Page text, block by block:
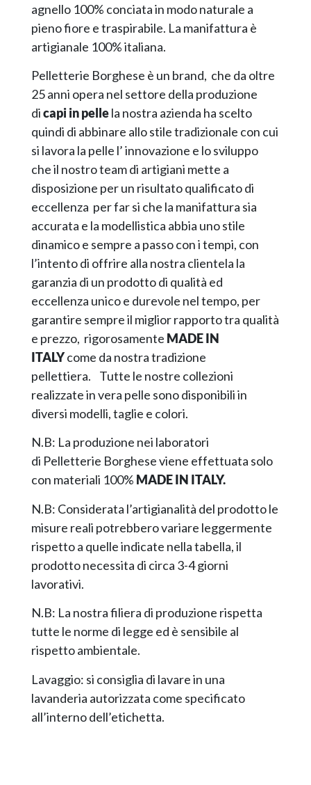
agnello 100% conciata in modo naturale a
pieno fiore e traspirabile. La manifattura è
artigianale 100% italiana.
Pelletterie Borghese è un brand, che da oltre
25 anni opera nel settore della produzione
dicapi in pellela nostra azienda ha scelto
quindi di abbinare allo stile tradizionale con cui
si lavora la pelle l’ innovazione e lo sviluppo
che il nostro team di artigiani mette a
disposizione per un risultato qualificato di
eccellenza per far si che la manifattura sia
accurata e la modellistica abbia uno stile
dinamico e sempre a passo con i tempi, con
l’intento di offrire alla nostra clientela la
garanzia di un prodotto di qualità ed
eccellenza unico e durevole nel tempo, per
garantire sempre il miglior rapporto tra qualità
e prezzo, rigorosamente MADE IN
ITALYcome da nostra tradizione
pellettiera. Tutte le nostre collezioni
realizzate in vera pelle sono disponibili in
diversi modelli, taglie e colori.
N.B: La produzione nei laboratori
di Pelletterie Borghese viene effettuata solo
con materiali 100% MADE IN ITALY.
N.B: Considerata l’artigianalità del prodotto le
misure reali potrebbero variare leggermente
rispetto a quelle indicate nella tabella, il
prodotto necessita di circa 3-4 giorni
lavorativi.
N.B: La nostra filiera di produzione rispetta
tutte le norme di legge ed è sensibile al
rispetto ambientale.
Lavaggio: si consiglia di lavare in una
lavanderia autorizzata come specificato
all’interno dell’etichetta.